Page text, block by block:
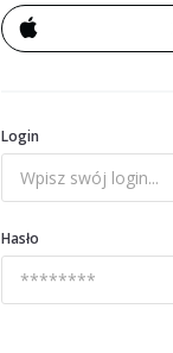
Login
Hasło